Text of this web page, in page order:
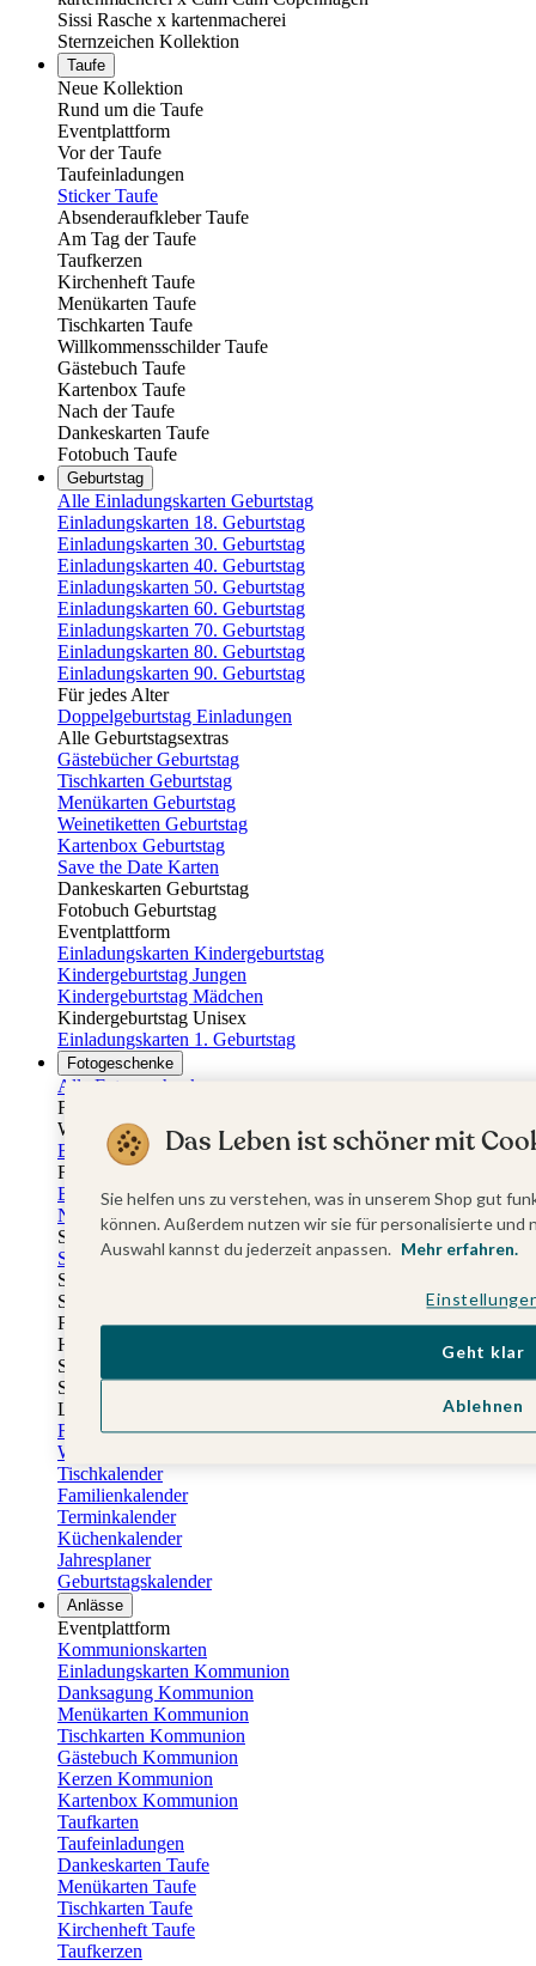
Sissi Rasche x kartenmacherei
Sternzeichen Kollektion
Taufe
Neue Kollektion
Rund um die Taufe
Eventplattform
Vor der Taufe
Taufeinladungen
Sticker Taufe
Absenderaufkleber Taufe
Am Tag der Taufe
Taufkerzen
Kirchenheft Taufe
Menükarten Taufe
Tischkarten Taufe
Willkommensschilder Taufe
Gästebuch Taufe
Kartenbox Taufe
Nach der Taufe
Dankeskarten Taufe
Fotobuch Taufe
Geburtstag
Alle Einladungskarten Geburtstag
Einladungskarten 18. Geburtstag
Einladungskarten 30. Geburtstag
Einladungskarten 40. Geburtstag
Einladungskarten 50. Geburtstag
Einladungskarten 60. Geburtstag
Einladungskarten 70. Geburtstag
Einladungskarten 80. Geburtstag
Einladungskarten 90. Geburtstag
Für jedes Alter
Doppelgeburtstag Einladungen
Alle Geburtstagsextras
Gästebücher Geburtstag
Tischkarten Geburtstag
Menükarten Geburtstag
Weinetiketten Geburtstag
Kartenbox Geburtstag
Save the Date Karten
Dankeskarten Geburtstag
Fotobuch Geburtstag
Eventplattform
Einladungskarten Kindergeburtstag
Kindergeburtstag Jungen
Kindergeburtstag Mädchen
Kindergeburtstag Unisex
Einladungskarten 1. Geburtstag
Fotogeschenke
Alle Fotogeschenke
Fotobücher
Wandbilder & Poster
Bilderboxen
Fotohalter
Bilderrahmen
Notizbücher
Stoffeinband mit Foto
Softcover mit Foto
Stoffeinband mit Veredelung
Softcover mit Veredelung
Fotobücher
Hardcover
Softcover
Stoffeinband
Layflat
Fotokalender
Wandkalender
Tischkalender
Familienkalender
Terminkalender
Küchenkalender
Jahresplaner
Geburtstagskalender
Anlässe
Eventplattform
Kommunionskarten
Einladungskarten Kommunion
Danksagung Kommunion
Menükarten Kommunion
Tischkarten Kommunion
Gästebuch Kommunion
Kerzen Kommunion
Kartenbox Kommunion
Taufkarten
Taufeinladungen
Dankeskarten Taufe
Menükarten Taufe
Tischkarten Taufe
Kirchenheft Taufe
Taufkerzen
Das Leben ist schöner mit
Sie helfen uns zu verstehen, was in unserem Shop gut
können. Außerdem nutzen wir sie für personalisierte
Auswahl kannst du jederzeit anpassen. Mehr erfahren.
Ablehnen
Geht klar